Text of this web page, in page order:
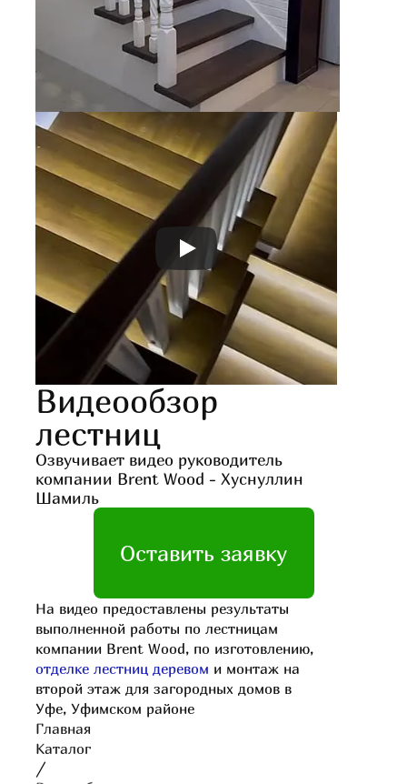
Видеообзор
лестниц
Озвучивает видео руководитель
компании Brent Wood - Хуснуллин
Шамиль
Оставить заявку
На видео предоставлены результаты
выполненной работы по лестницам
компании Brent Wood, по изготовлению,
отделке лестниц деревом и монтаж на
второй этаж для загородных домов в
Уфе, Уфимском районе
Главная
Каталог
/